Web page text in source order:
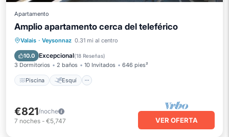
Apartamento
Amplio apartamento cerca del teleférico
Valais · Veysonnaz 0.31 mi al centro
10.0 Excepcional(18 Reseñas)
3 Dormitorios 2 baños 10 Invitados 646 pies²
Piscina Esquí
Piscina Esquí
Cocina
€821/noche
7 noches - €5,747 VER OFERTA